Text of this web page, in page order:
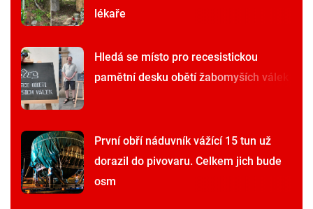
lékaře
Hledá se místo pro recesistickou
pamětní desku obětí žabomyších válek
První obří náduvník vážící 15 tun už
dorazil do pivovaru. Celkem jich bude
osm